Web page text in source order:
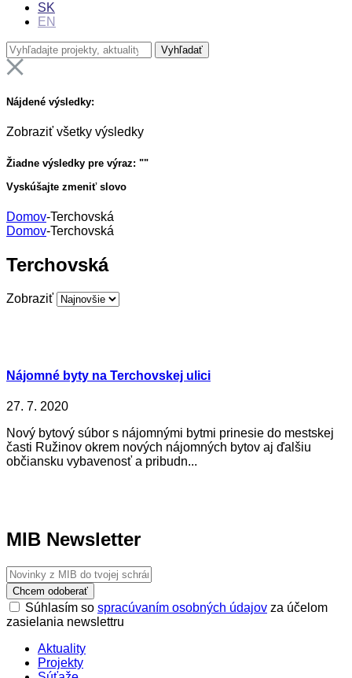
SK
EN
Nájdené výsledky:
Zobraziť všetky výsledky
Žiadne výsledky pre výraz: ""
Vyskúšajte zmeniť slovo
Domov-Terchovská
Domov-Terchovská
Terchovská
Zobraziť
Nájomné byty na Terchovskej ulici
27. 7. 2020
Nový bytový súbor s nájomnými bytmi prinesie do mestskej
časti Ružinov okrem nových nájomných bytov aj ďalšiu
občiansku vybavenosť a pribudn...
MIB Newsletter
Chcem odoberať
Súhlasím so spracúvaním osobných údajov za účelom
zasielania newslettru
Aktuality
Projekty